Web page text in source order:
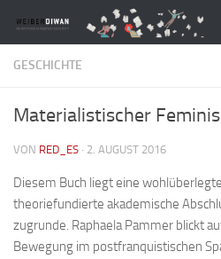
Zum Inhalt springen
GESCHICHTE
Materialistischer
VON RED_ES · 2. AUGUST 2016
Diesem Buch liegt eine
theoriefundierte akademische
zugrunde. Raphaela Pammer blickt
Bewegung im postfranquistischen